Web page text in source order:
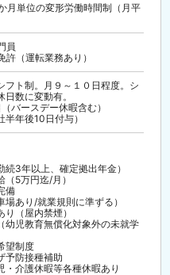
月単位の変形労働時間制（月平
員
（運転業務あり）
フト制。月９～１０日程度。シ
数に変動有。
バースデー休暇含む）
半年後10日付与）
続3年以上、確定拠出年金）
（5万円迄/月）
備
場あり/就業規則に準ずる）
（屋内禁煙）
幼児教育無償化対象外の未就学
望制度
予防接種補助
・介護休暇等各種休暇あり